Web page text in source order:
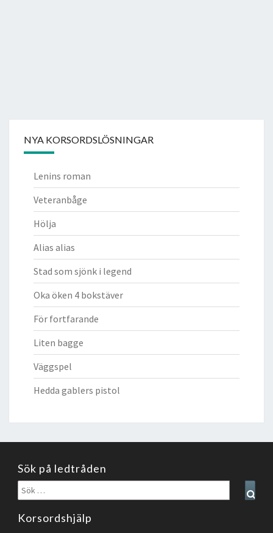
NYA KORSORDSLÖSNINGAR
Lenins roman
Veteranbåge
Hölja
Alias alias
Stad som sjönk i legend
Oka öken 4 bokstäver
För fortfarande
Liten bagge
Väggspel
Hedda gablers pistol
Sök på ledtråden
Sök
efter:
Korsordshjälp